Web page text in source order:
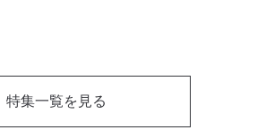
特集一覧を見る